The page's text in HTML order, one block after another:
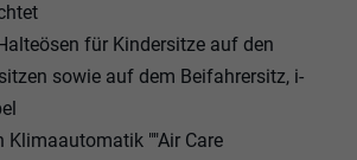
für Kindersitze auf den
sowie auf dem Beifahrersitz, i-
Klimaautomatik ""Air Care